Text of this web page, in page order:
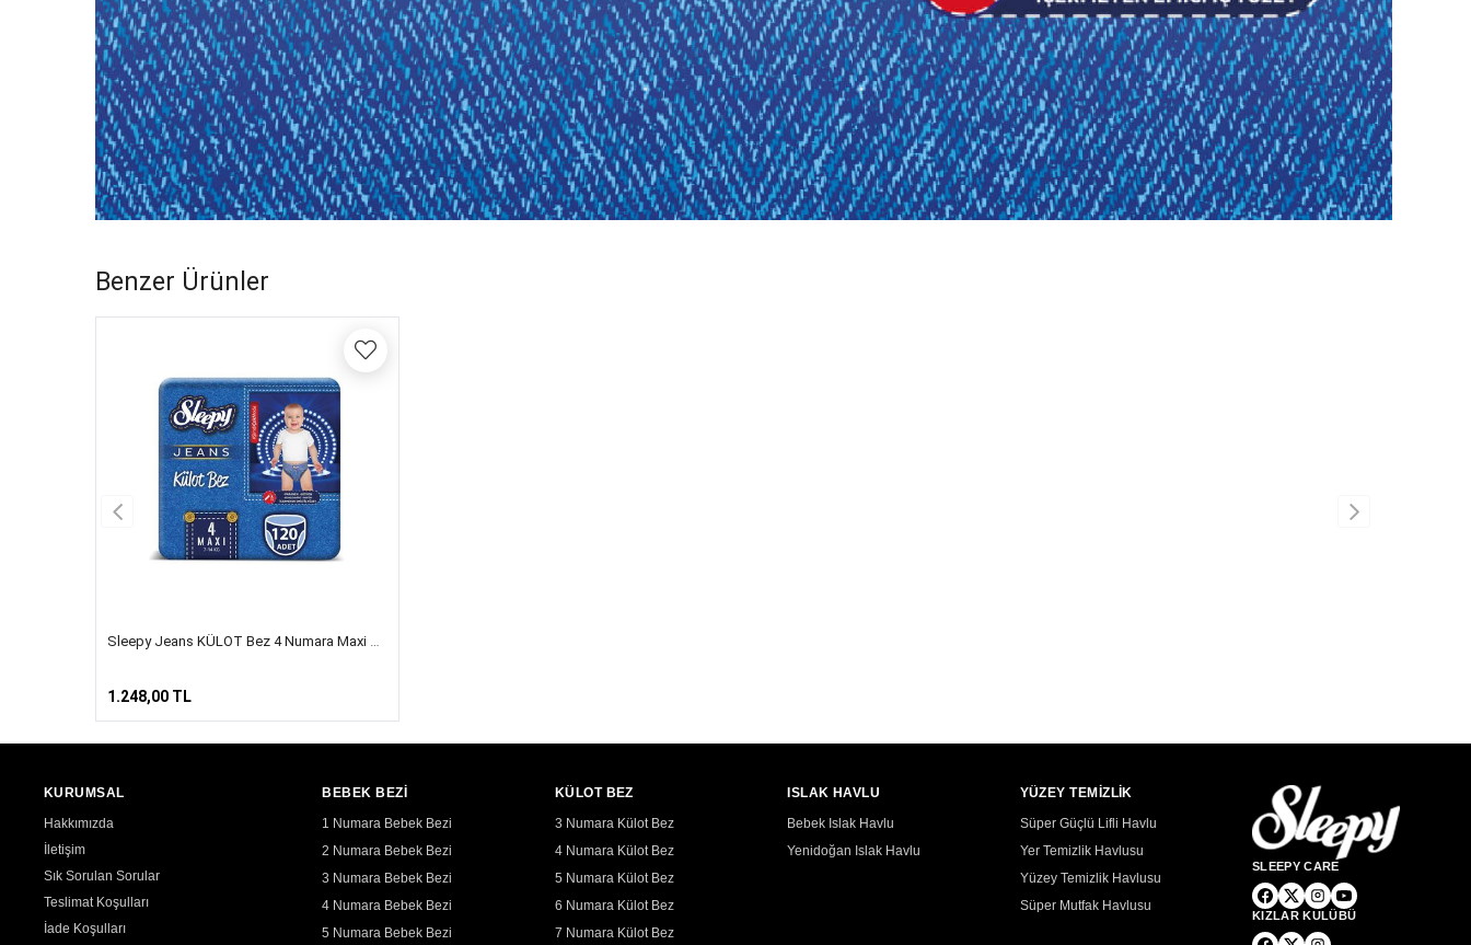
Benzer Ürünler
1.248,00 TL
KURUMSAL
Hakkımızda
İletişim
Sık Sorulan Sorular
Teslimat Koşulları
İade Koşulları
BEBEK BEZİ
1 Numara Bebek Bezi
2 Numara Bebek Bezi
3 Numara Bebek Bezi
4 Numara Bebek Bezi
5 Numara Bebek Bezi
KÜLOT BEZ
3 Numara Külot Bez
4 Numara Külot Bez
5 Numara Külot Bez
6 Numara Külot Bez
7 Numara Külot Bez
ISLAK HAVLU
Bebek Islak Havlu
Yenidoğan Islak Havlu
YÜZEY TEMİZLİK
Süper Güçlü Lifli Havlu
Yer Temizlik Havlusu
Yüzey Temizlik Havlusu
Süper Mutfak Havlusu
SLEEPY CARE
KIZLAR KULÜBÜ